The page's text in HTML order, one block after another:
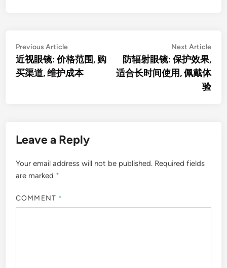
Post
navigation
Previous ArticlePrevious
article:
近视眼镜: 价格范围, 购
买渠道, 维护成本
Next Article
防辐射眼镜: 保护效果,
适合长时间使用, 佩戴体
验
Leave a Reply
Your email address will not be published. Required fields
are marked *
COMMENT *